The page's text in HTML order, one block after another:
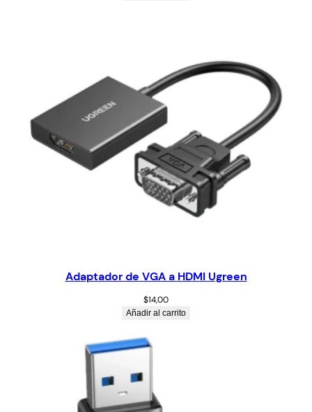
Adaptador de VGA a HDMI Ugreen
$14,00
Añadir al carrito